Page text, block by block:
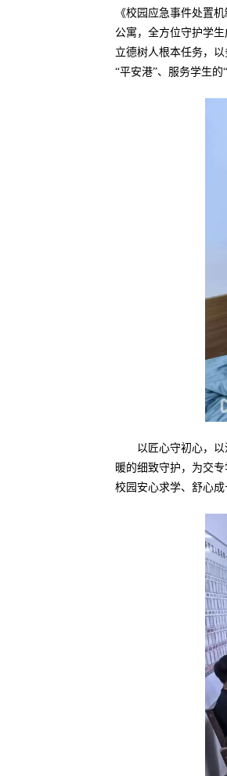
《校园应急事件处置
公寓，全方位守护学
立德树人根本任务，
“平安港”、服务学生的
以匠心守初心，
暖的细致守护，为交
校园安心求学、舒心成